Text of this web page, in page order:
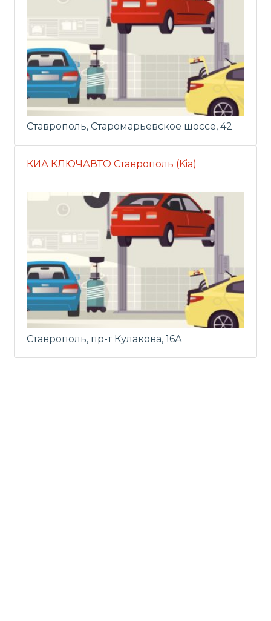
Ставрополь, Старомарьевское шоссе, 42
КИА КЛЮЧАВТО Ставрополь (Kia)
Ставрополь, пр-т Кулакова, 16А